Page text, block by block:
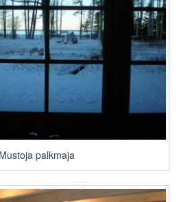
Mustoja palkmaja